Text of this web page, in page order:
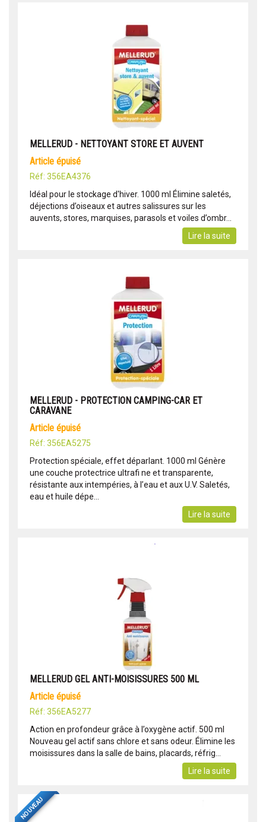
MELLERUD - NETTOYANT STORE ET AUVENT
article épuisé
Réf: 356EA4376
Idéal pour le stockage d'hiver. 1000 ml Élimine saletés,
déjections d’oiseaux et autres salissures sur les
auvents, stores, marquises, parasols et voiles d’ombr...
Lire la suite
MELLERUD - PROTECTION CAMPING-CAR ET
CARAVANE
article épuisé
Réf: 356EA5275
Protection spéciale, effet déparlant. 1000 ml Génère
une couche protectrice ultrafi ne et transparente,
résistante aux intempéries, à l’eau et aux U.V. Saletés,
eau et huile dépe...
Lire la suite
MELLERUD GEL ANTI-MOISISSURES 500 ML
article épuisé
Réf: 356EA5277
Action en profondeur grâce à l’oxygène actif. 500 ml
Nouveau gel actif sans chlore et sans odeur. Élimine les
moisissures dans la salle de bains, placards, réfrig...
Lire la suite
NOUVEAU